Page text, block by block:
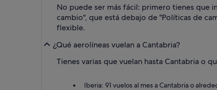
No puede ser más fácil: primero tienes que
cambio", que está debajo de "Políticas de
flexible.
¿Qué aerolíneas vuelan a Cantabria?
Tienes varias que vuelan hasta Cantabria o
Iberia: 91 vuelos al mes a Cantabria o